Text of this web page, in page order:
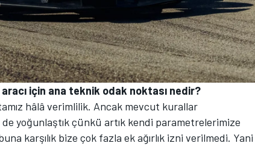
için ana teknik odak noktası nedir?
hâlâ verimlilik. Ancak mevcut kurallar
yoğunlaştık çünkü artık kendi parametrelerimize
karşılık bize çok fazla ek ağırlık izni verilmedi. Yani